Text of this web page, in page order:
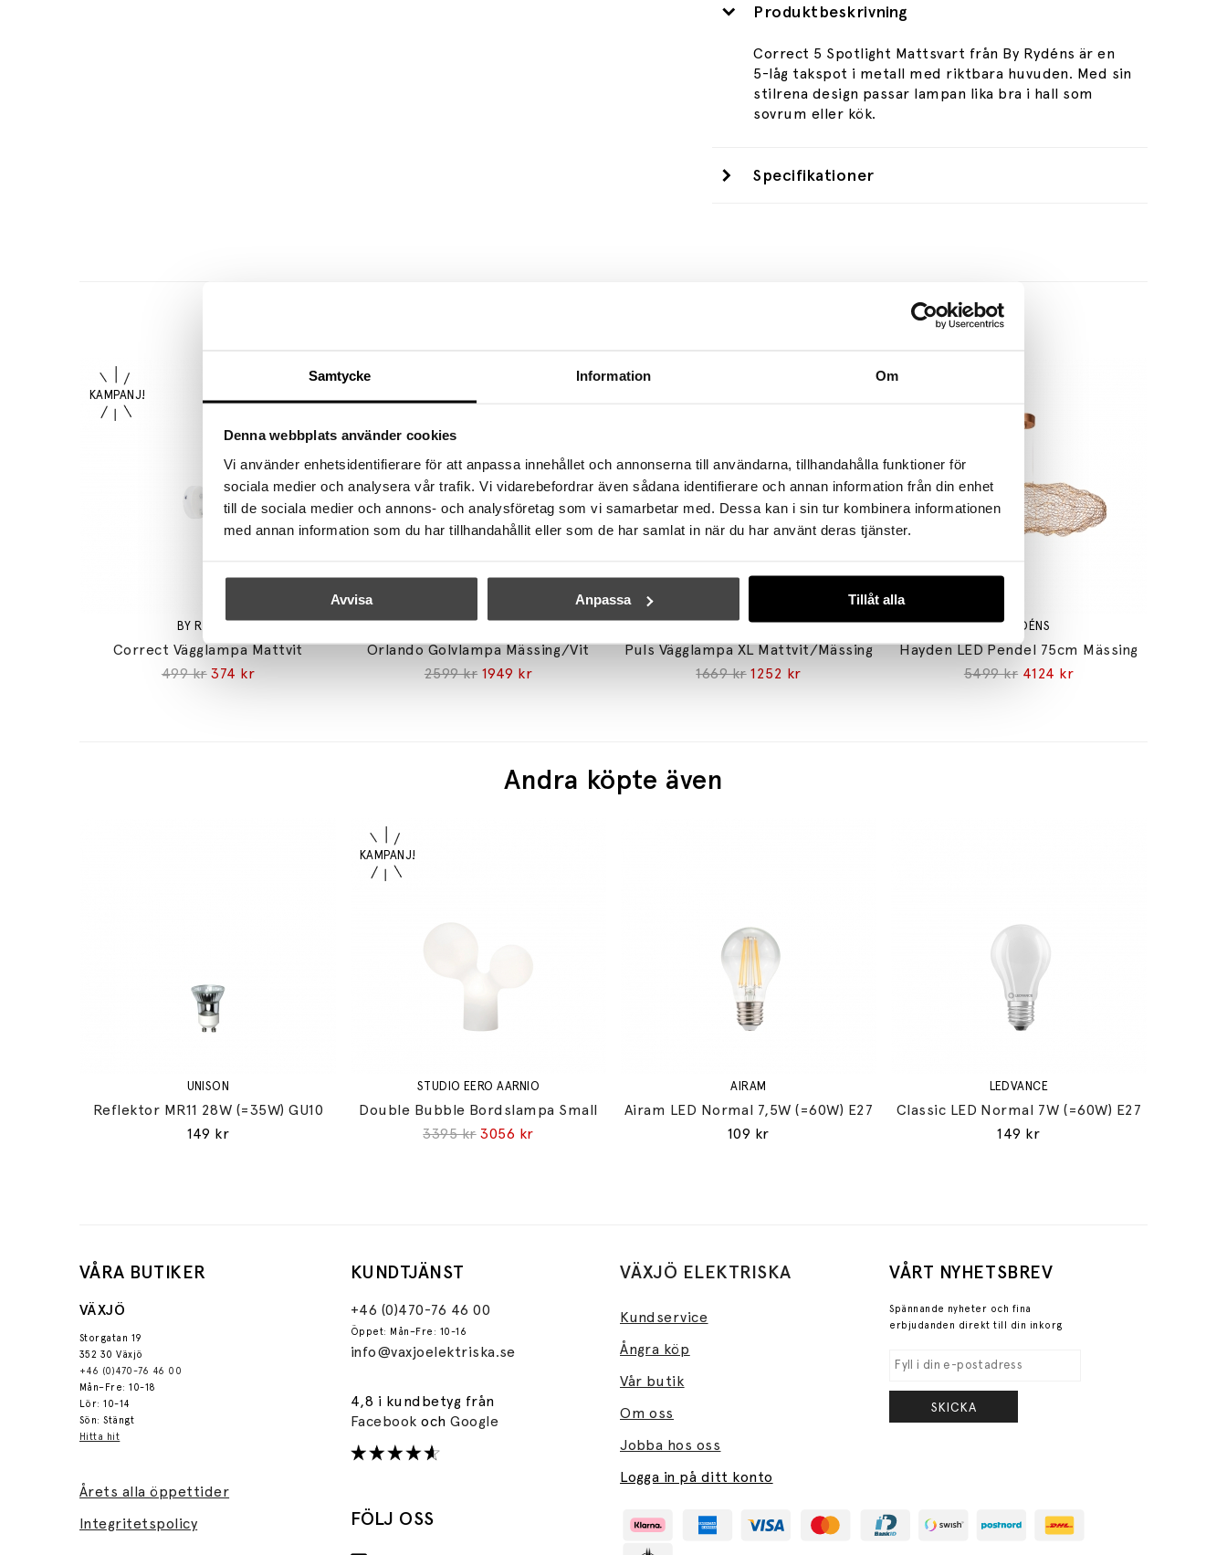
Samtycke Information Om
Denna webbplats använder cookies
Vi använder enhetsidentifierare för att anpassa innehållet och annonserna till användarna, tillhandahålla funktioner för
sociala medier och analysera vår trafik. Vi vidarebefordrar även sådana identifierare och annan information från din enhet
till de sociala medier och annons- och analysföretag som vi samarbetar med. Dessa kan i sin tur kombinera informationen
med annan information som du har tillhandahållit eller som de har samlat in när du har använt deras tjänster.
Avvisa Anpassa Tillåt alla
Produktbeskrivning
Correct 5 Spotlight Mattsvart från By Rydéns är en
5-låg takspot i metall med riktbara huvuden. Med sin
stilrena design passar lampan lika bra i hall som
sovrum eller kök.
Specifikationer
BY RYDÉNS
Correct Vägglampa Mattvit
499 kr 374 kr
Orlando Golvlampa Mässing/Vit
2599 kr 1949 kr
BY RYDÉNS
Puls Vägglampa XL Mattvit/Mässing
1669 kr 1252 kr
BY RYDÉNS
Hayden LED Pendel 75cm Mässing
5499 kr 4124 kr
Andra köpte även
UNISON
Reflektor MR11 28W (=35W) GU10
149 kr
STUDIO EERO AARNIO
Double Bubble Bordslampa Small
3395 kr 3056 kr
AIRAM
Airam LED Normal 7,5W (=60W) E27
109 kr
LEDVANCE
Classic LED Normal 7W (=60W) E27
149 kr
VÅRA BUTIKER
VÄXJÖ
Storgatan 19
352 30 Växjö
+46 (0)470-76 46 00
Mån–Fre: 10-18
Lör: 10-14
Sön: Stängt
Hitta hit
Årets alla öppettider
Integritetspolicy
KUNDTJÄNST
+46 (0)470-76 46 00
Öppet: Mån–Fre: 10-16
info@vaxjoelektriska.se
4,8 i kundbetyg från
FacebookochGoogle
VÄXJÖ ELEKTRISKA
Kundservice
Ångra köp
Vår butik
Om oss
Jobba hos oss
Logga in på ditt konto
VÅRT NYHETSBREV
Spännande nyheter och fina
erbjudanden direkt till din inkorg
SKICKA
FÖLJ OSS